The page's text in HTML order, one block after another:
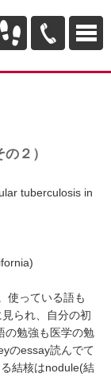
２）
tuberculosis in
使っている語も
られ、自分の初
の勉強も医学の勉
のessay読んでて
結核はnodule(結